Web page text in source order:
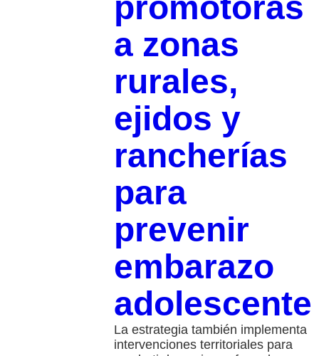
promotoras
a zonas
rurales,
ejidos y
rancherías
para
prevenir
embarazo
adolescente
La estrategia también implementa
intervenciones territoriales para